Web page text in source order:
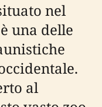
nel
una delle
al